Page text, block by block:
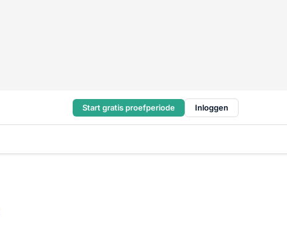
Start gratis proefperiode Inloggen